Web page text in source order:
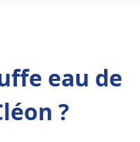
eau de
?